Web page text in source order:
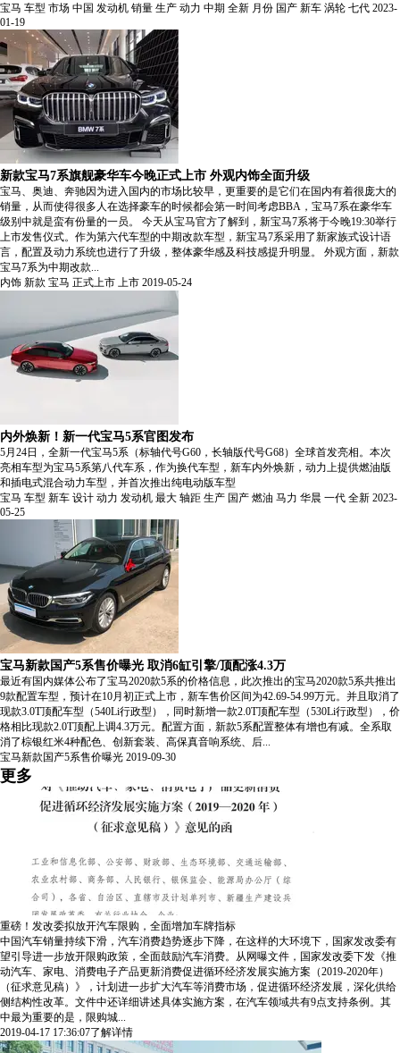
宝马 车型 市场 中国 发动机 销量 生产 动力 中期 全新 月份 国产 新车 涡轮 七代 2023-
01-19
新款宝马7系旗舰豪华车今晚正式上市 外观内饰全面升级
宝马、奥迪、奔驰因为进入国内的市场比较早，更重要的是它们在国内有着很庞大的
销量，从而使得很多人在选择豪车的时候都会第一时间考虑BBA，宝马7系在豪华车
级别中就是蛮有份量的一员。 今天从宝马官方了解到，新宝马7系将于今晚19:30举行
上市发售仪式。作为第六代车型的中期改款车型，新宝马7系采用了新家族式设计语
言，配置及动力系统也进行了升级，整体豪华感及科技感提升明显。 外观方面，新款
宝马7系为中期改款...
内饰 新款 宝马 正式上市 上市 2019-05-24
内外焕新！新一代宝马5系官图发布
5月24日，全新一代宝马5系（标轴代号G60，长轴版代号G68）全球首发亮相。本次
亮相车型为宝马5系第八代车系，作为换代车型，新车内外焕新，动力上提供燃油版
和插电式混合动力车型，并首次推出纯电动版车型
宝马 车型 新车 设计 动力 发动机 最大 轴距 生产 国产 燃油 马力 华晨 一代 全新 2023-
05-25
宝马新款国产5系售价曝光 取消6缸引擎/顶配涨4.3万
最近有国内媒体公布了宝马2020款5系的价格信息，此次推出的宝马2020款5系共推出
9款配置车型，预计在10月初正式上市，新车售价区间为42.69-54.99万元。并且取消了
现款3.0T顶配车型（540Li行政型），同时新增一款2.0T顶配车型（530Li行政型），价
格相比现款2.0T顶配上调4.3万元。配置方面，新款5系配置整体有增也有减。全系取
消了棕银红米4种配色、创新套装、高保真音响系统、后...
宝马新款国产5系售价曝光 2019-09-30
更多
重磅！发改委拟放开汽车限购，全面增加车牌指标
中国汽车销量持续下滑，汽车消费趋势逐步下降，在这样的大环境下，国家发改委有
望引导进一步放开限购政策，全面鼓励汽车消费。从网曝文件，国家发改委下发《推
动汽车、家电、消费电子产品更新消费促进循环经济发展实施方案（2019-2020年）
（征求意见稿）》，计划进一步扩大汽车等消费市场，促进循环经济发展，深化供给
侧结构性改革。文件中还详细讲述具体实施方案，在汽车领域共有9点支持条例。其
中最为重要的是，限购城...
2019-04-17 17:36:07了解详情